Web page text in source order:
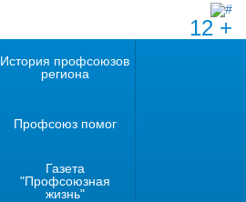
12 +
История профсоюзов
региона
Профсоюз помог
Газета
"Профсоюзная
жизнь"